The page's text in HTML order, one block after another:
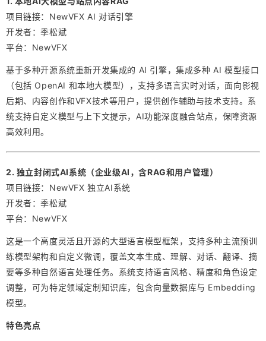
项目链接：NewVFX AI 对话引擎
开发者：季松斌
平台：NewVFX
基于多种开源系统重新开发集成的 AI 引擎，集成多种 AI 模型接口
（包括 OpenAI 和本地大模型），支持多语言实时对话，面向影视
后期、内容创作和VFX技术等用户，提供创作辅助与技术支持。系
统支持自定义模型与上下文提示，AI功能深度融合站点，保障资源
高效利用。
2. 独立封闭式AI系统（企业级AI，含RAG和用户管理）
项目链接：NewVFX 独立AI系统
开发者：季松斌
平台：NewVFX
这是一个高度灵活且开源的大型语言模型框架，支持多种主流预训
练模型架构和自定义微调，覆盖文本生成、理解、对话、翻译、摘
要等多种自然语言处理任务。系统支持语言风格、精度和角色设定
调整，可为特定领域定制知识库，包含向量数据库与 Embedding
模型。
特色亮点